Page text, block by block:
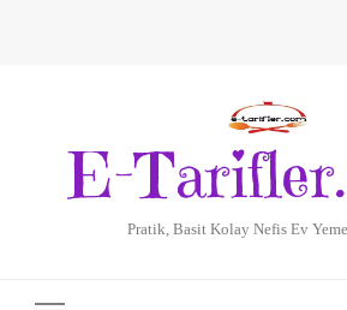
E-
Pratik, Basit Kolay Nefis Ev